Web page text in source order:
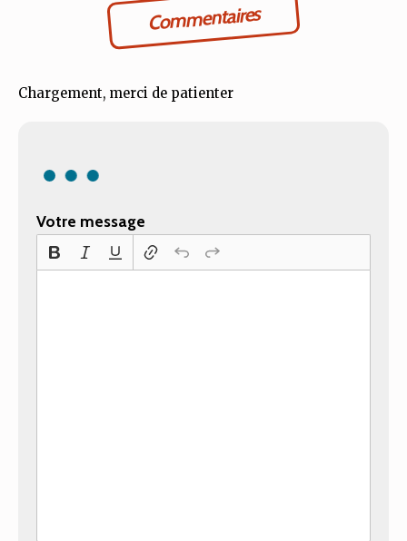
Commentaires
Chargement, merci de patienter
Votre message